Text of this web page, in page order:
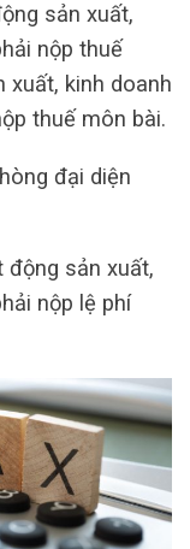
sản xuất,
nộp thuế
xuất, kinh doanh
thuế môn bài.
đại diện
động sản xuất,
nộp lệ phí